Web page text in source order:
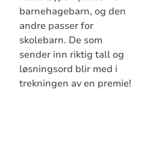
barnehagebarn, og den
andre passer for
skolebarn. De som
sender inn riktig tall og
løsningsord blir med i
trekningen av en premie!